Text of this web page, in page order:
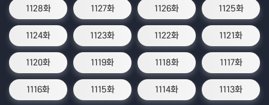
1128화 1127화 1126화 1125화
1124화 1123화 1122화 1121화
1120화 1119화 1118화 1117화
1116화 1115화 1114화 1113화